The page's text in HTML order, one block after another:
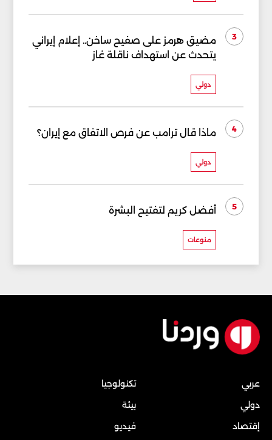
3
مضيق هرمز على صفيح ساخن.. إعلام إيراني
يتحدث عن استهداف ناقلة غاز
دولي
4 ماذا قال ترامب عن فرص الاتفاق مع إيران؟
دولي
5 أفضل كريم لتفتيح البشرة
منوعات
عربي
دولي
إقتصاد
تكنولوجيا
بيئة
فيديو